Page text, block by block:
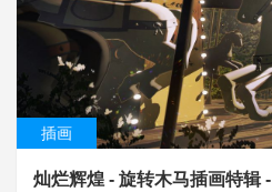
插画
灿烂辉煌 - 旋转木马插画特辑 -